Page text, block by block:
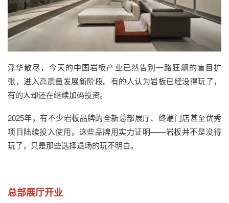
浮华散尽，今天的中国岩板产业已然告别一路狂飙的盲目扩
张，进入高质量发展新阶段。有的人认为岩板已经没得玩了，
有的人却还在继续加码投资。
2025年，有不少岩板品牌的全新总部展厅、终端门店甚至优秀
项目陆续投入使用，这些品牌用实力证明——岩板并不是没得
玩了，只是那些选择退场的玩不明白。
总部展厅开业